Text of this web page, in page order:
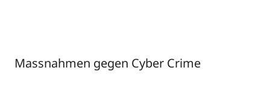
Massnahmen gegen Cyber Crime